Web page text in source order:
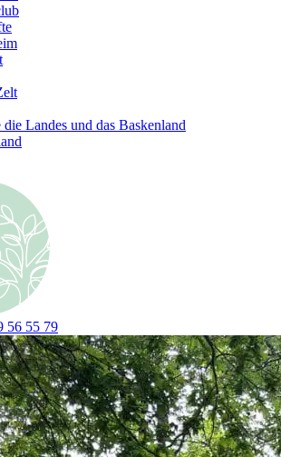
Landes und das Baskenland
56 55 79